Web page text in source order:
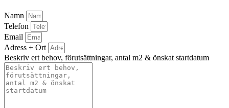
Namn
Telefon
Email
Adress + Ort
Beskriv ert behov, förutsättningar, antal m2 & önskat startdatum